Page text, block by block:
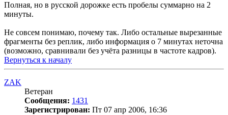
Полная, но в русской дорожке есть пробелы суммарно на 2
минуты.
Не совсем понимаю, почему так. Либо остальные вырезанные
фрагменты без реплик, либо информация о 7 минутах неточна
(возможно, сравнивали без учёта разницы в частоте кадров).
Вернуться к началу
ZAK
Ветеран
Сообщения: 1431
Зарегистрирован: Пт 07 апр 2006, 16:36